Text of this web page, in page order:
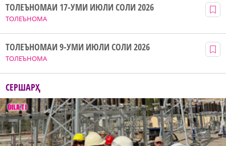
ТОЛЕЪНОМА
ТОЛЕЪНОМАИ 17-УМИ ИЮЛИ СОЛИ 2026
ТОЛЕЪНОМА
ТОЛЕЪНОМАИ 9-УМИ ИЮЛИ СОЛИ 2026
СЕРШАРҲ